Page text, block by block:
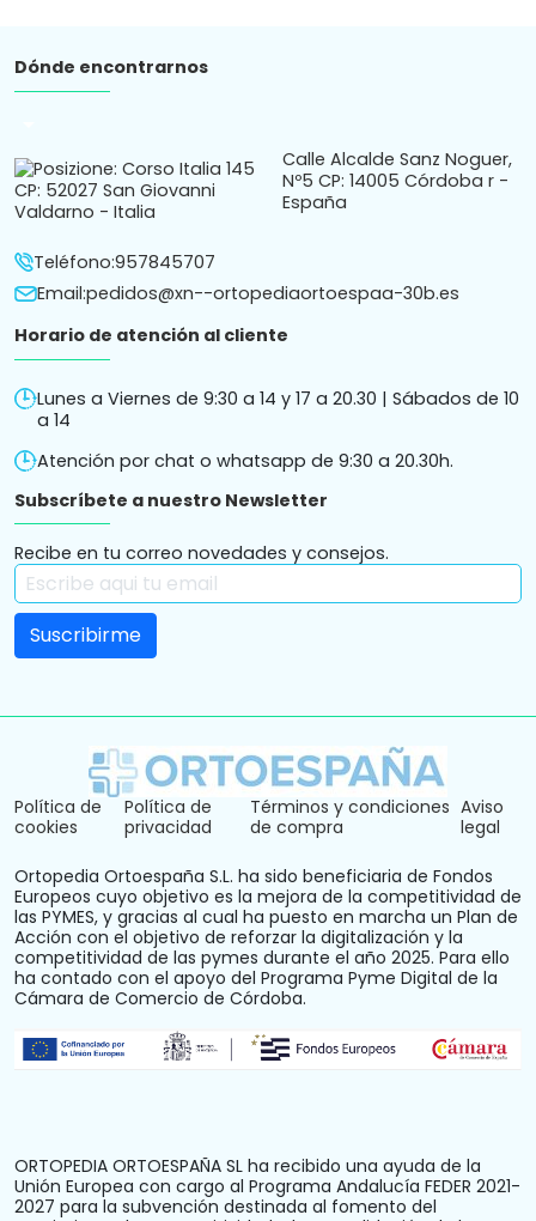
Dónde encontrarnos
Calle Alcalde Sanz Noguer,
Nº5 CP: 14005 Córdoba r -
España
Teléfono:957845707
Email:pedidos@xn--ortopediaortoespaa-30b.es
Horario de atención al cliente
Lunes a Viernes de 9:30 a 14 y 17 a 20.30 | Sábados de 10
a 14
Atención por chat o whatsapp de 9:30 a 20.30h.
Subscríbete a nuestro Newsletter
Recibe en tu correo novedades y consejos.
Política de
cookies
Política de
privacidad
Términos y condiciones
de compra
Aviso
legal
Ortopedia Ortoespaña S.L. ha sido beneficiaria de Fondos
Europeos cuyo objetivo es la mejora de la competitividad de
las PYMES, y gracias al cual ha puesto en marcha un Plan de
Acción con el objetivo de reforzar la digitalización y la
competitividad de las pymes durante el año 2025. Para ello
ha contado con el apoyo del Programa Pyme Digital de la
Cámara de Comercio de Córdoba.
ORTOPEDIA ORTOESPAÑA SL ha recibido una ayuda de la
Unión Europea con cargo al Programa Andalucía FEDER 2021-
2027 para la subvención destinada al fomento del